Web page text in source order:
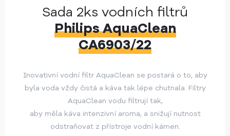
Sada 2ks vodních filtrů
Philips AquaClean
CA6903/22
Inovativní vodní filtr AquaClean se postará o to, aby
byla voda vždy čistá a káva tak lépe chutnala. Filtry
AquaClean vodu filtrují tak,
aby měla káva intenzivní aroma, a snižují nutnost
odstraňovat z přístroje vodní kámen.